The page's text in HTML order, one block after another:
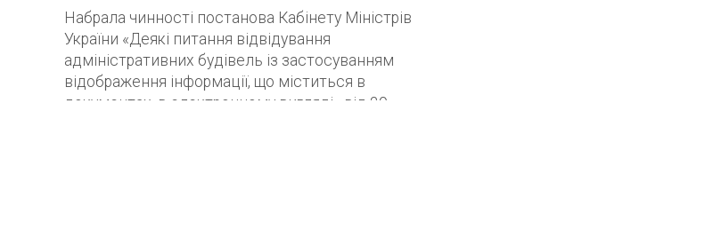
Набрала чинності постанова Кабінету Міністрів
України «Деякі питання відвідування
адміністративних будівель із застосуванням
відображення інформації, що міститься в
документах, в електронному вигляді» від 29